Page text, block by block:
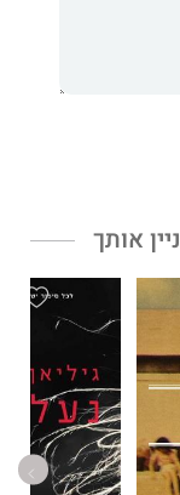
והכירו
ברמת גן
אותך